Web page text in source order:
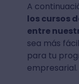
A
los cursos
entre
sea más
para tu